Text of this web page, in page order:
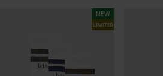
NEW
LIMITED